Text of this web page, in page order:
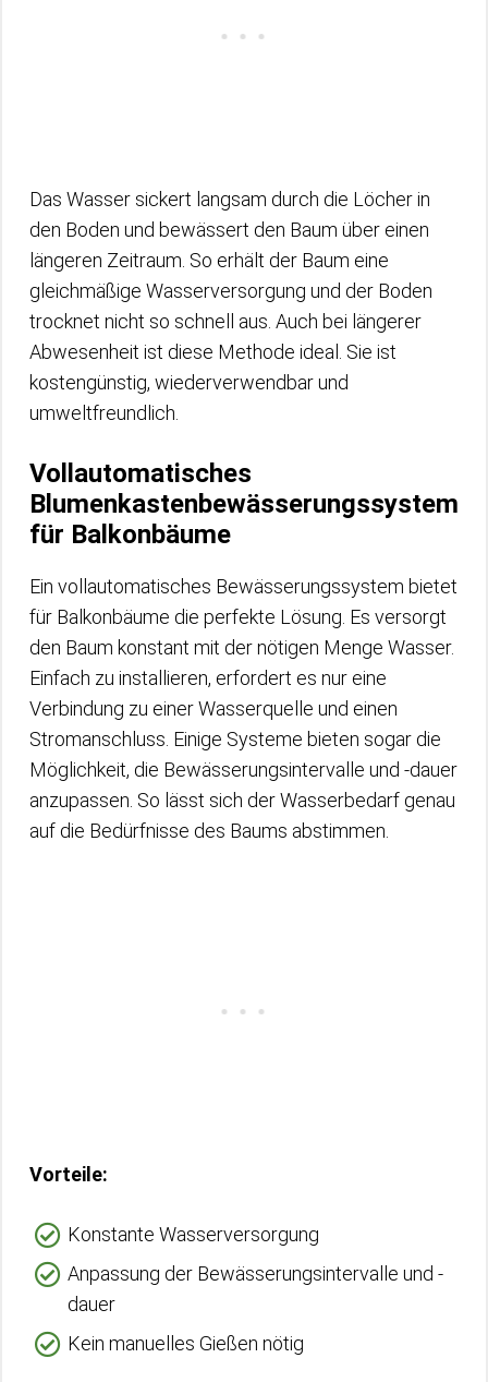
Das Wasser sickert langsam durch die Löcher in
den Boden und bewässert den Baum über einen
längeren Zeitraum. So erhält der Baum eine
gleichmäßige Wasserversorgung und der Boden
trocknet nicht so schnell aus. Auch bei längerer
Abwesenheit ist diese Methode ideal. Sie ist
kostengünstig, wiederverwendbar und
umweltfreundlich.
Vollautomatisches
Blumenkastenbewässerungssystem
für Balkonbäume
Ein vollautomatisches Bewässerungssystem bietet
für Balkonbäume die perfekte Lösung. Es versorgt
den Baum konstant mit der nötigen Menge Wasser.
Einfach zu installieren, erfordert es nur eine
Verbindung zu einer Wasserquelle und einen
Stromanschluss. Einige Systeme bieten sogar die
Möglichkeit, die Bewässerungsintervalle und -dauer
anzupassen. So lässt sich der Wasserbedarf genau
auf die Bedürfnisse des Baums abstimmen.
Vorteile:
Konstante Wasserversorgung
Anpassung der Bewässerungsintervalle und -
dauer
Kein manuelles Gießen nötig